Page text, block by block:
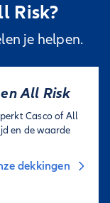
Risk?
je helpen.
All Risk
Casco of All
en de waarde
dekkingen